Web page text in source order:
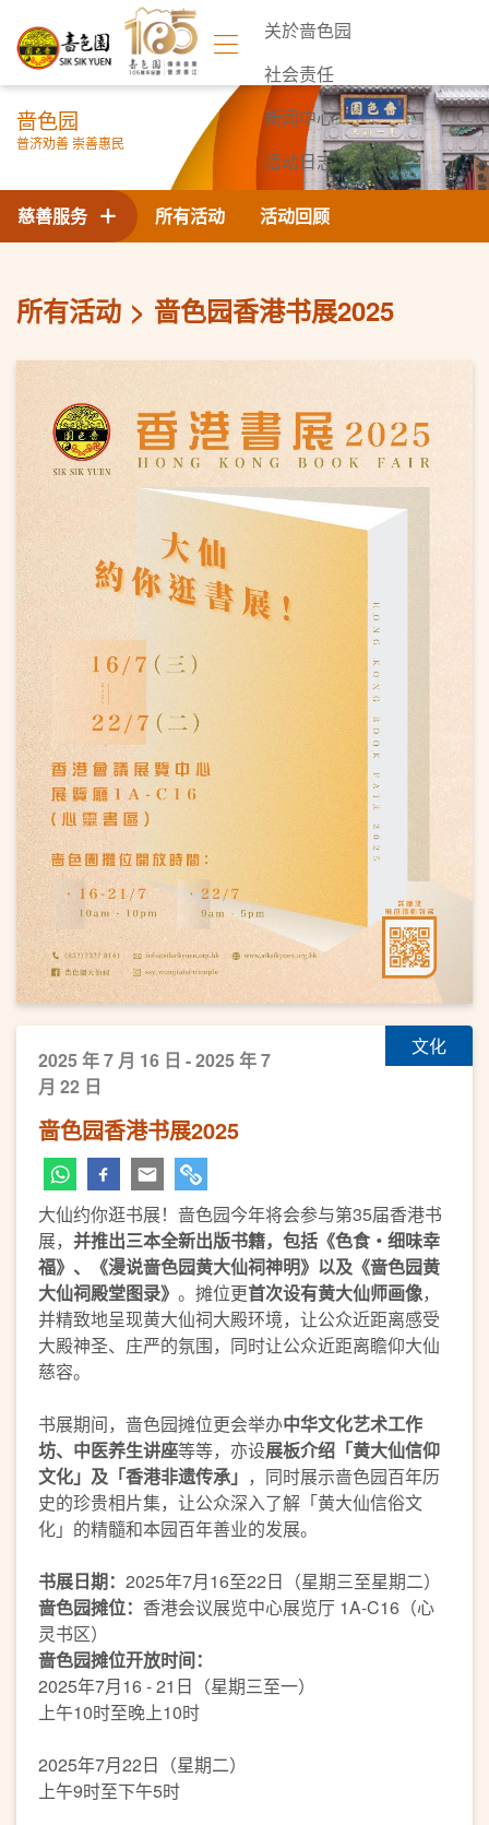
关於啬色园
社会责任
新闻中心
活动日志
联络我们
啬色园
普济劝善 崇善惠民
所有活动 活动回顾
慈善服务
所有活动 啬色园香港书展2025
文化
2025 年 7 月 16 日 - 2025 年 7
月 22 日
啬色园香港书展2025
大仙约你逛书展！啬色园今年将会参与第35届香港书
展， 并推出三本全新出版书籍，包括《色食・细味幸
福》、《漫说啬色园黄大仙祠神明》以及《啬色园黄
大仙祠殿堂图录》 。摊位更首次设有黄大仙师画像，
并精致地呈现黄大仙祠大殿环境，让公众近距离感受
大殿神圣、庄严的氛围，同时让公众近距离瞻仰大仙
慈容。
书展期间，啬色园摊位更会举办中华文化艺术工作
坊、中医养生讲座等等，亦设展板介绍「黄大仙信仰
文化」及「香港非遗传承」 ，同时展示啬色园百年历
史的珍贵相片集，让公众深入了解「黄大仙信俗文
化」的精髓和本园百年善业的发展。
书展日期： 2025年7月16至22日（星期三至星期二）
啬色园摊位： 香港会议展览中心展览厅 1A-C16（心
灵书区）
啬色园摊位开放时间：
2025年7月16 - 21日（星期三至一）
上午10时至晚上10时
2025年7月22日（星期二）
上午9时至下午5时